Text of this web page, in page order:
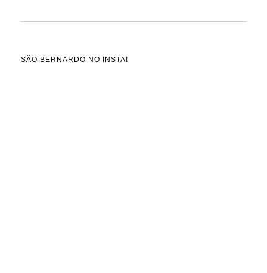
SÃO BERNARDO NO INSTA!